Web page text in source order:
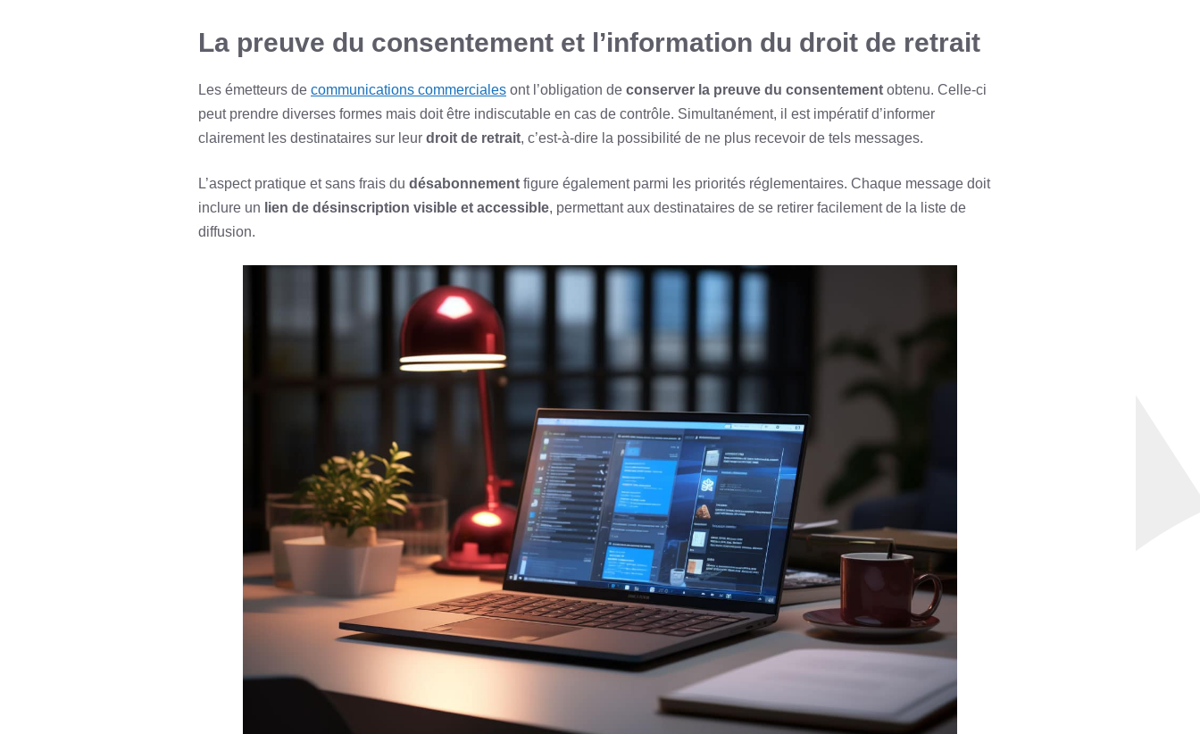
La preuve du consentement et l’information du droit de retrait
Les émetteurs de communications commerciales ont l’obligation de conserver la preuve du consentement obtenu. Celle-ci
peut prendre diverses formes mais doit être indiscutable en cas de contrôle. Simultanément, il est impératif d’informer
clairement les destinataires sur leur droit de retrait, c’est-à-dire la possibilité de ne plus recevoir de tels messages.
L’aspect pratique et sans frais du désabonnement figure également parmi les priorités réglementaires. Chaque message doit
inclure un lien de désinscription visible et accessible, permettant aux destinataires de se retirer facilement de la liste de
diffusion.